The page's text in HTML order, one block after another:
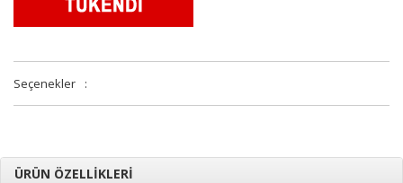
Seçenekler :
ÜRÜN ÖZELLİKLERİ